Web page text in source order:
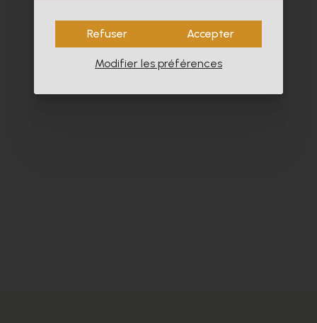
Refuser Accepter
Modifier les préférences